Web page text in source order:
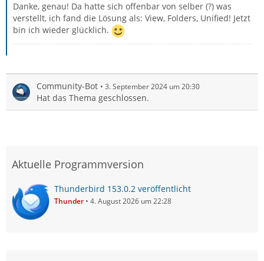
Danke, genau! Da hatte sich offenbar von selber (?) was
verstellt, ich fand die Lösung als: View, Folders, Unified! Jetzt
bin ich wieder glücklich.
Community-Bot 3. September 2024 um 20:30
Hat das Thema geschlossen.
Aktuelle Programmversion
Thunderbird 153.0.2 veröffentlicht
Thunder 4. August 2026 um 22:28